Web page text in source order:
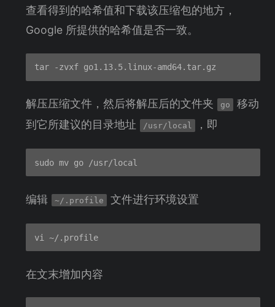
查看得到的哈希值和下载该压缩包的地方，
Google 所提供的哈希值是否一致。
解压压缩文件，然后将解压后的文件夹 go
移动
到它所建议的目录地址
/usr/local ，即
编辑 ~/.profile 文件进行环境设置
vi ~/.profile
在文末增加内容